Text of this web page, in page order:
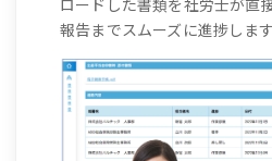
ロードした書類を社労士が直
報告までスムーズに進捗します